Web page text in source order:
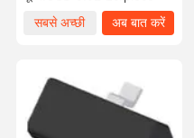
सबसे अच्छी
अब बात करें